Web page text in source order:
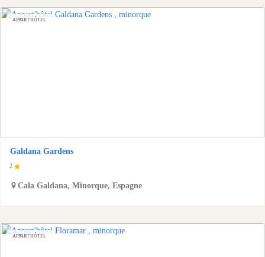
APPART'HÔTEL
Galdana Gardens
2
Cala Galdana, Minorque, Espagne
APPART'HÔTEL